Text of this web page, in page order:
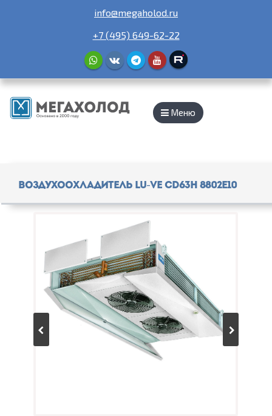
info@megaholod.ru
+7 (495) 649-62-22
Меню
Воздухоохладитель Lu-Ve CD63H 8802E10